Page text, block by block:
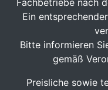
Fachbetriebe nach
Ein
Bitte informieren
gemäß
Preisliche sowie